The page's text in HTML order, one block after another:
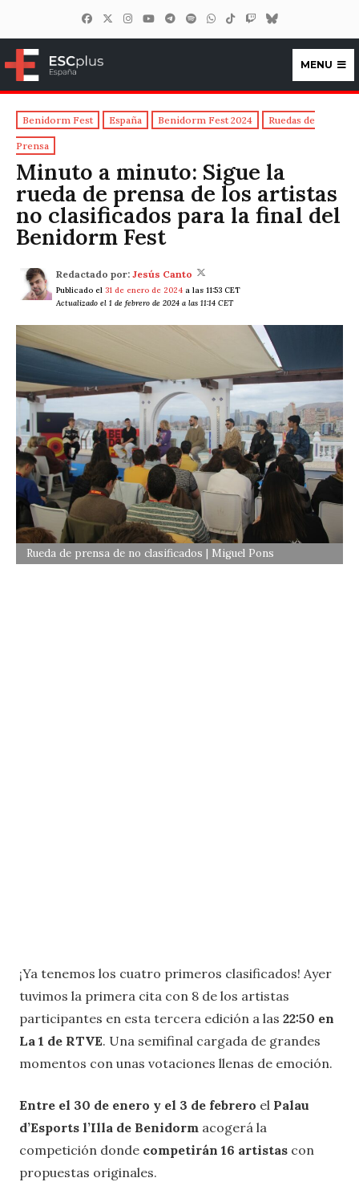
ESCplus España
MENU
Benidorm Fest España Benidorm Fest 2024 Ruedas de
Prensa
Minuto a minuto: Sigue la
rueda de prensa de los artistas
no clasificados para la final del
Benidorm Fest
Redactado por: Jesús Canto
Publicado el 31 de enero de 2024 a las 11:53 CET
Actualizado el 1 de febrero de 2024 a las 11:14 CET
Rueda de prensa de no clasificados | Miguel Pons
¡Ya tenemos los cuatro primeros clasificados! Ayer
tuvimos la primera cita con 8 de los artistas
participantes en esta tercera edición a las 22:50 en
La 1 de RTVE. Una semifinal cargada de grandes
momentos con unas votaciones llenas de emoción.
Entre el 30 de enero y el 3 de febrero el Palau
d’Esports l’Illa de Benidorm acogerá la
competición donde competirán 16 artistas con
propuestas originales.